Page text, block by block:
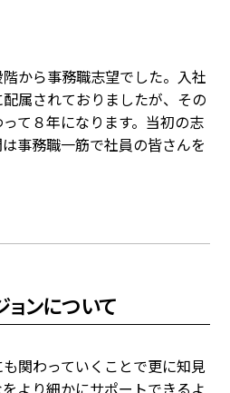
から事務職志望でした。入社
属されておりましたが、その
て８年になります。当初の志
事務職一筋で社員の皆さんを
ンについて
関わっていくことで更に知見